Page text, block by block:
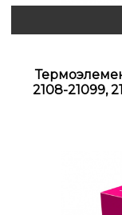
2108-21099,